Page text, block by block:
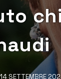
14 SETTEMBRE